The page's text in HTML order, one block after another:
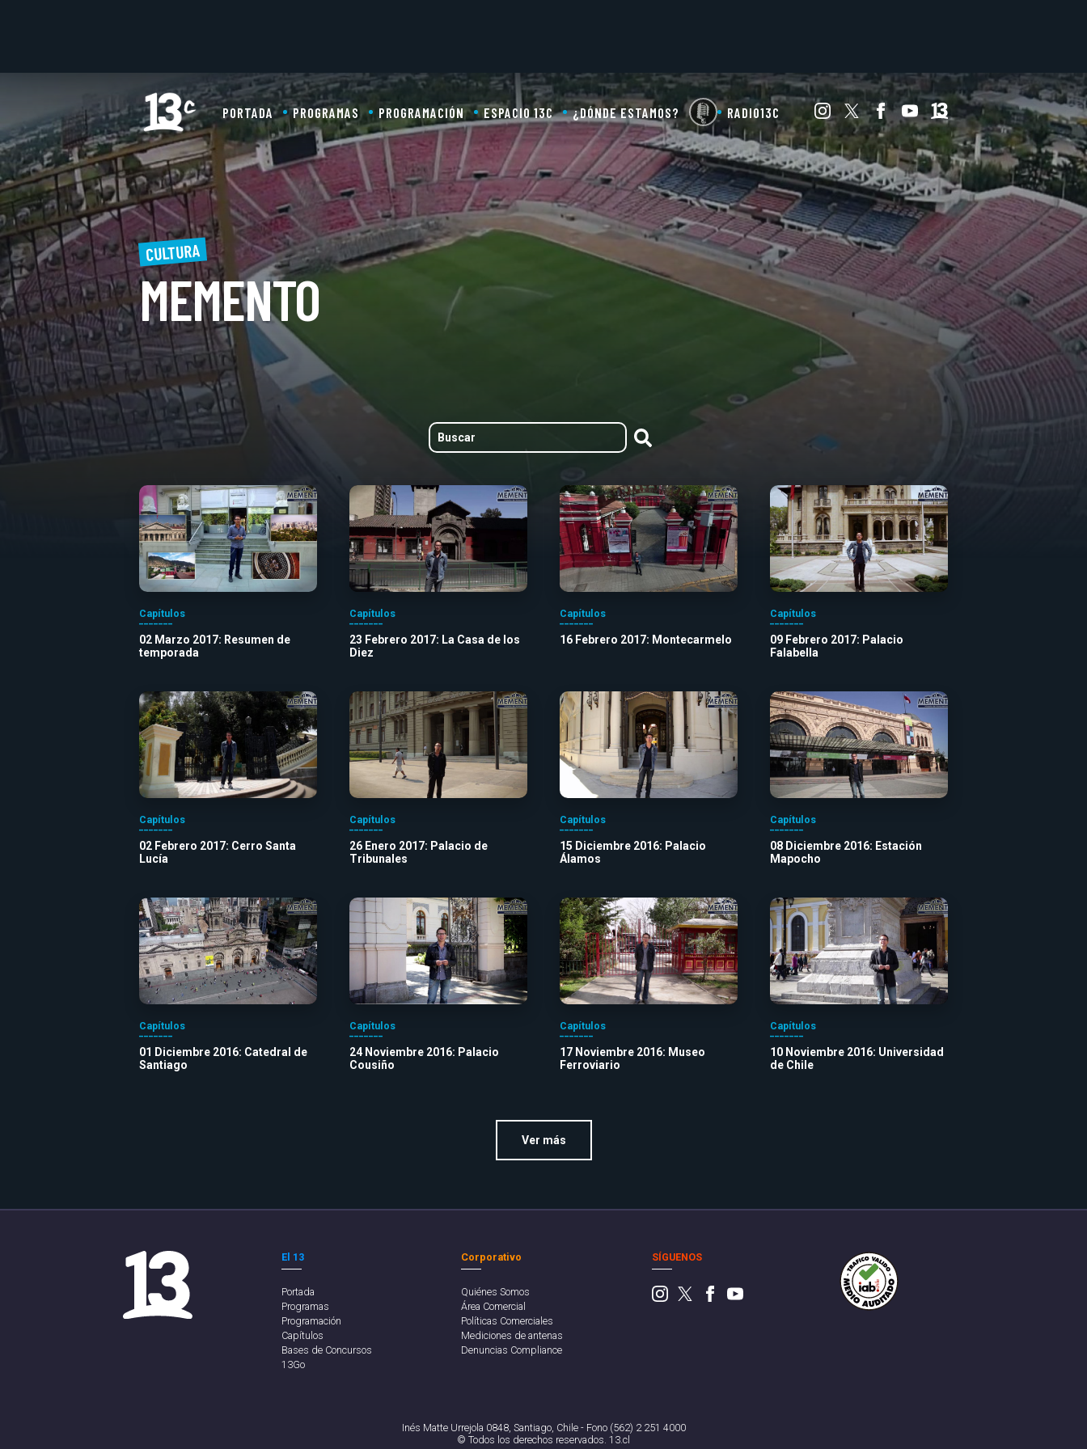
PORTADA PROGRAMAS PROGRAMACIÓN ESPACIO 13C ¿DÓNDE ESTAMOS? RADIO13C
CULTURA
MEMENTO
Capítulos
02 Marzo 2017: Resumen de
temporada
Capítulos
23 Febrero 2017: La Casa de los
Diez
Capítulos
16 Febrero 2017: Montecarmelo
Capítulos
09 Febrero 2017: Palacio
Falabella
Capítulos
02 Febrero 2017: Cerro Santa
Lucía
Capítulos
26 Enero 2017: Palacio de
Tribunales
Capítulos
15 Diciembre 2016: Palacio
Álamos
Capítulos
08 Diciembre 2016: Estación
Mapocho
Capítulos
01 Diciembre 2016: Catedral de
Santiago
Capítulos
24 Noviembre 2016: Palacio
Cousiño
Capítulos
17 Noviembre 2016: Museo
Ferroviario
Capítulos
10 Noviembre 2016: Universidad
de Chile
Ver más
El 13
Portada
Programas
Programación
Capítulos
Bases de Concursos
13Go
Corporativo
Quiénes Somos
Área Comercial
Políticas Comerciales
Mediciones de antenas
Denuncias Compliance
SÍGUENOS
Inés Matte Urrejola 0848, Santiago, Chile - Fono (562) 2 251 4000
© Todos los derechos reservados. 13.cl